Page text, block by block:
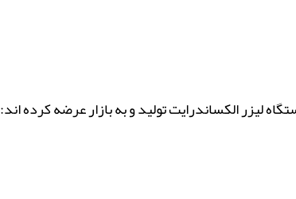
لیزر الکساندرایت تولید و به بازار عرضه کرده اند: